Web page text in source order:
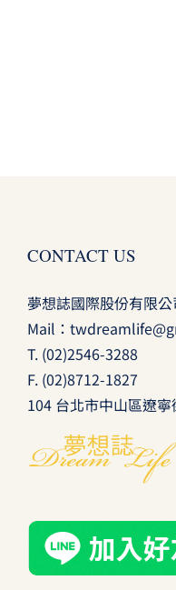
CONTACT US
夢想誌國際股份有限公
Mail：
T. (02)2546-3288
F. (02)8712-1827
104 台北市中山區遼